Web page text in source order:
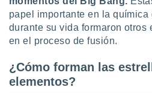
utilizar
crear un
papel importante en la
durante su vida formaron otros
en el proceso de fusión.
¿Cómo forman las
elementos?